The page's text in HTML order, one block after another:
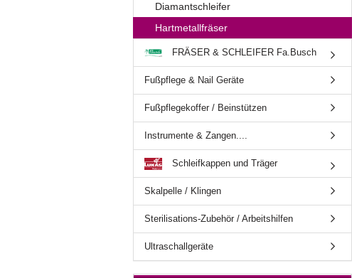
Diamantschleifer
Hartmetallfräser
FRÄSER & SCHLEIFER Fa.Busch
Fußpflege & Nail Geräte
Fußpflegekoffer / Beinstützen
Instrumente & Zangen....
Schleifkappen und Träger
Skalpelle / Klingen
Sterilisations-Zubehör / Arbeitshilfen
Ultraschallgeräte